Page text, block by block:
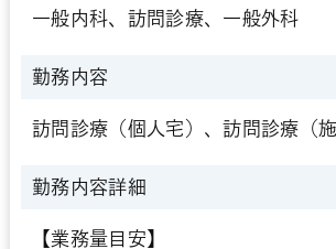
一般内科、訪問診療、一般外科
勤務内容
訪問診療（個人宅）、訪問診療（施
勤務内容詳細
【業務量目安】